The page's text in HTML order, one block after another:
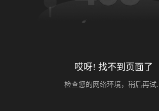
哎呀! 找不到页面了
检查您的网络环境，稍后再试...